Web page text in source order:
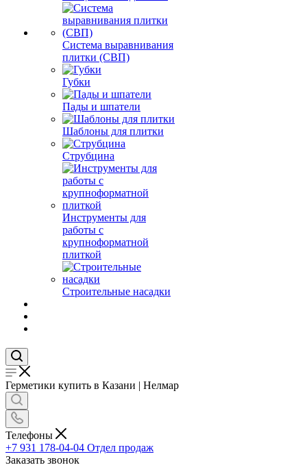
Система выравнивания
плитки (СВП)
Губки
Пады и шпатели
Шаблоны для плитки
Струбцина
Инструменты для
работы с
крупноформатной
плиткой
Строительные насадки
Герметики купить в Казани | Нелмар
Телефоны
+7 931 178-04-04 Отдел продаж
Заказать звонок